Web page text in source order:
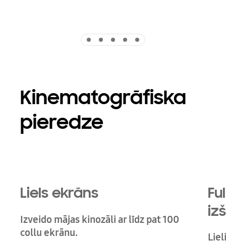
Kinematogrāfiska
pieredze
Liels ekrāns
Izveido mājas kinozāli ar līdz pat 100
collu ekrānu.